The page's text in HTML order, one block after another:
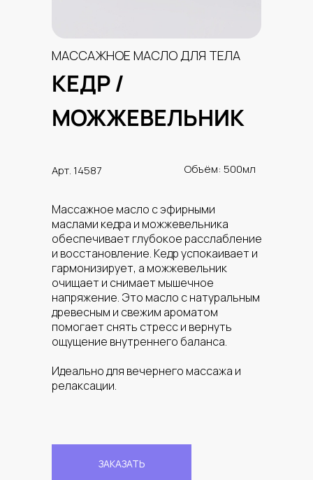
КЕДР /
МОЖЖЕВЕЛЬНИК
МАССАЖНОЕ МАСЛО ДЛЯ ТЕЛА
Арт. 14587
Массажное масло с эфирными
маслами кедра и можжевельника
обеспечивает глубокое расслабление
и восстановление. Кедр успокаивает и
гармонизирует, а можжевельник
очищает и снимает мышечное
напряжение. Это масло с натуральным
древесным и свежим ароматом
помогает снять стресс и вернуть
ощущение внутреннего баланса.
Идеально для вечернего массажа и
релаксации.
Объём: 500мл
ЗАКАЗАТЬ